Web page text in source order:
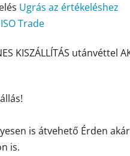
Ugrás az értékeléshez
ISO Trade
KISZÁLLÍTÁS utánvéttel
is átvehető Érden
is.